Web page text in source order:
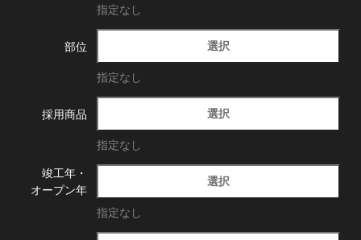
指定なし
部位 選択
指定なし
採用商品 選択
指定なし
竣工年・
オープン年
選択
指定なし